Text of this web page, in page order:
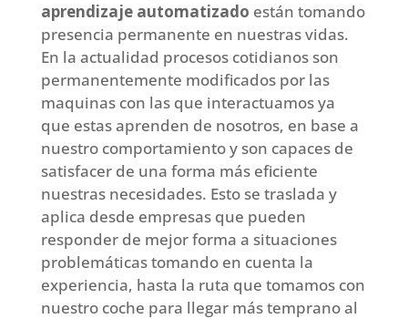
aprendizaje automatizado están tomando
presencia permanente en nuestras vidas.
En la actualidad procesos cotidianos son
permanentemente modificados por las
maquinas con las que interactuamos ya
que estas aprenden de nosotros, en base a
nuestro comportamiento y son capaces de
satisfacer de una forma más eficiente
nuestras necesidades. Esto se traslada y
aplica desde empresas que pueden
responder de mejor forma a situaciones
problemáticas tomando en cuenta la
experiencia, hasta la ruta que tomamos con
nuestro coche para llegar más temprano al